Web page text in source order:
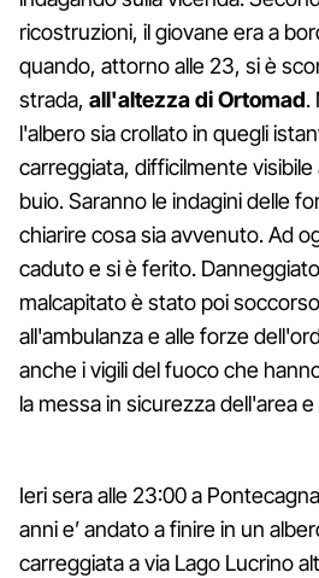
ricostruzioni, il giovane era a
quando, attorno alle 23, si è
strada, all'altezza di Ortomad.
l'albero sia crollato in quegli
carreggiata, difficilmente visibile
buio. Saranno le indagini delle
chiarire cosa sia avvenuto. Ad
caduto e si è ferito.
malcapitato è stato poi
all'ambulanza e alle forze
anche i vigili del fuoco che
la messa in sicurezza dell'area
Ieri sera alle 23:00 a
anni e’ andato a finire in un
carreggiata a via Lago Lucrino